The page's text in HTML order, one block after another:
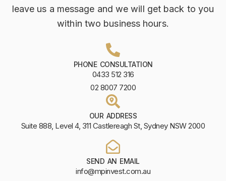
leave us a message and we will get back to you
within two business hours.
PHONE CONSULTATION
0433 512 316
02 8007 7200
OUR ADDRESS
Suite 888, Level 4, 311 Castlereagh St, Sydney NSW 2000
SEND AN EMAIL
info@mpinvest.com.au